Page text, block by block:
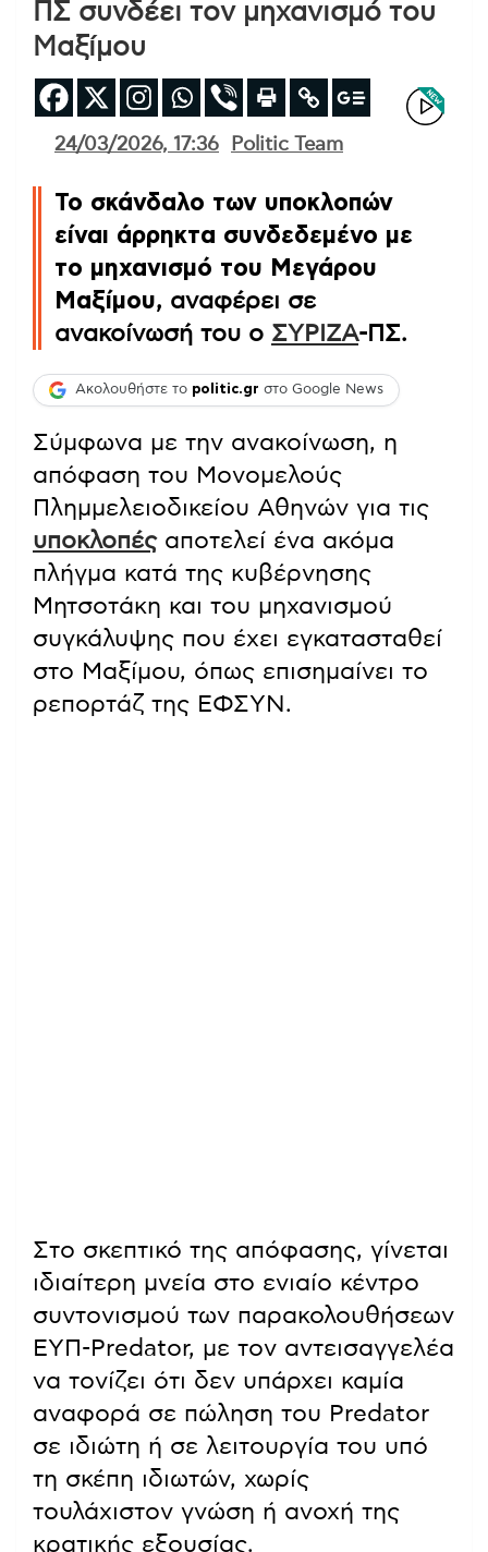
ΠΣ συνδέει τον μηχανισμό του
Μαξίμου
24/03/2026, 17:36 Politic Team
Το σκάνδαλο των υποκλοπών
είναι άρρηκτα συνδεδεμένο με
το μηχανισμό του Μεγάρου
Μαξίμου, αναφέρει σε
ανακοίνωσή του ο ΣΥΡΙΖΑ-ΠΣ.
Ακολουθήστε το politic.gr στο Google News
Σύμφωνα με την ανακοίνωση, η
απόφαση του Μονομελούς
Πλημμελειοδικείου Αθηνών για τις
υποκλοπέςαποτελεί ένα ακόμα
πλήγμα κατά της κυβέρνησης
Μητσοτάκη και του μηχανισμού
συγκάλυψης που έχει εγκατασταθεί
στο Μαξίμου, όπως επισημαίνει το
ρεπορτάζ της ΕΦΣΥΝ.
Στο σκεπτικό της απόφασης, γίνεται
ιδιαίτερη μνεία στο ενιαίο κέντρο
συντονισμού των παρακολουθήσεων
ΕΥΠ-Predator, με τον αντεισαγγελέα
να τονίζει ότι δεν υπάρχει καμία
αναφορά σε πώληση του Predator
σε ιδιώτη ή σε λειτουργία του υπό
τη σκέπη ιδιωτών, χωρίς
τουλάχιστον γνώση ή ανοχή της
κρατικής εξουσίας.